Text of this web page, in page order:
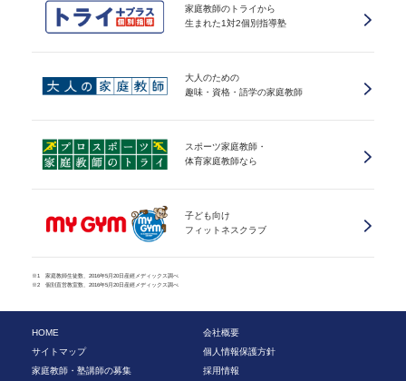
家庭教師のトライから
生まれた1対2個別指導塾
大人のための
趣味・資格・語学の家庭教師
スポーツ家庭教師・
体育家庭教師なら
子ども向け
フィットネスクラブ
※1 家庭教師生徒数、2016年5月20日産經メディックス調べ
※2 個別直営教室数、2016年5月20日産經メディックス調べ
HOME
会社概要
サイトマップ
個人情報保護方針
家庭教師・塾講師の募集
採用情報